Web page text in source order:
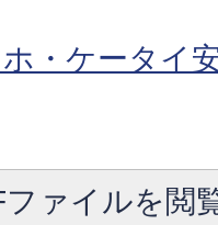
・ケータイ
ファイルを閲